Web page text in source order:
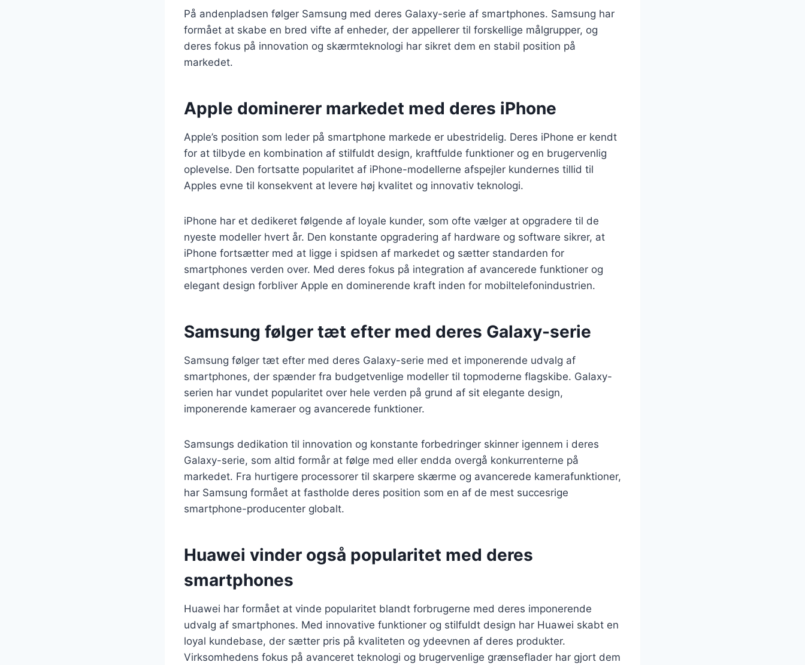
På andenpladsen følger Samsung med deres Galaxy-serie af smartphones. Samsung har
formået at skabe en bred vifte af enheder, der appellerer til forskellige målgrupper, og
deres fokus på innovation og skærmteknologi har sikret dem en stabil position på
markedet.
Apple dominerer markedet med deres iPhone
Apple’s position som leder på smartphone markede er ubestridelig. Deres iPhone er kendt
for at tilbyde en kombination af stilfuldt design, kraftfulde funktioner og en brugervenlig
oplevelse. Den fortsatte popularitet af iPhone-modellerne afspejler kundernes tillid til
Apples evne til konsekvent at levere høj kvalitet og innovativ teknologi.
iPhone har et dedikeret følgende af loyale kunder, som ofte vælger at opgradere til de
nyeste modeller hvert år. Den konstante opgradering af hardware og software sikrer, at
iPhone fortsætter med at ligge i spidsen af markedet og sætter standarden for
smartphones verden over. Med deres fokus på integration af avancerede funktioner og
elegant design forbliver Apple en dominerende kraft inden for mobiltelefonindustrien.
Samsung følger tæt efter med deres Galaxy-serie
Samsung følger tæt efter med deres Galaxy-serie med et imponerende udvalg af
smartphones, der spænder fra budgetvenlige modeller til topmoderne flagskibe. Galaxy-
serien har vundet popularitet over hele verden på grund af sit elegante design,
imponerende kameraer og avancerede funktioner.
Samsungs dedikation til innovation og konstante forbedringer skinner igennem i deres
Galaxy-serie, som altid formår at følge med eller endda overgå konkurrenterne på
markedet. Fra hurtigere processorer til skarpere skærme og avancerede kamerafunktioner,
har Samsung formået at fastholde deres position som en af de mest succesrige
smartphone-producenter globalt.
Huawei vinder også popularitet med deres
smartphones
Huawei har formået at vinde popularitet blandt forbrugerne med deres imponerende
udvalg af smartphones. Med innovative funktioner og stilfuldt design har Huawei skabt en
loyal kundebase, der sætter pris på kvaliteten og ydeevnen af deres produkter.
Virksomhedens fokus på avanceret teknologi og brugervenlige grænseflader har gjort dem